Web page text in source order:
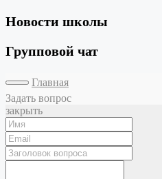
Новости школы
Групповой чат
Главная
Задать вопрос
закрыть